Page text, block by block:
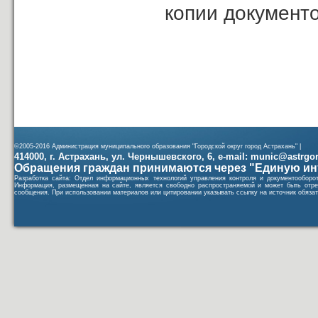
копии
©2005-2016 Администрация муниципального образования "Городской округ город Астрахань" |
414000, г. Астрахань, ул. Чернышевского, 6, e-mail:
Обращения граждан принимаются через "Единую
Разработка сайта: Отдел информационных технологий управления контроля и
Информация, размещенная на сайте, является свободно распространяемой и может быть
сообщения. При использовании материалов или цитировании указывать ссылку на источник